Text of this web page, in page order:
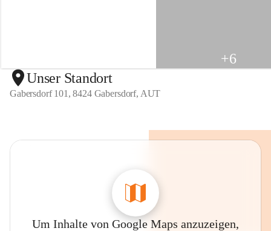
s
d
o
+6
Unser Standort
Gabersdorf 101, 8424 Gabersdorf, AUT
Um Inhalte von Google Maps anzuzeigen,